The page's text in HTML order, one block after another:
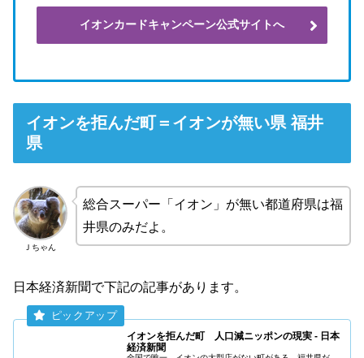
イオンカードキャンペーン公式サイトへ
イオンを拒んだ町＝イオンが無い県 福井
県
Ｊちゃん
総合スーパー「イオン」が無い都道府県は福
井県のみだよ。
日本経済新聞で下記の記事があります。
イオンを拒んだ町 人口減ニッポンの現実 - 日本
経済新聞